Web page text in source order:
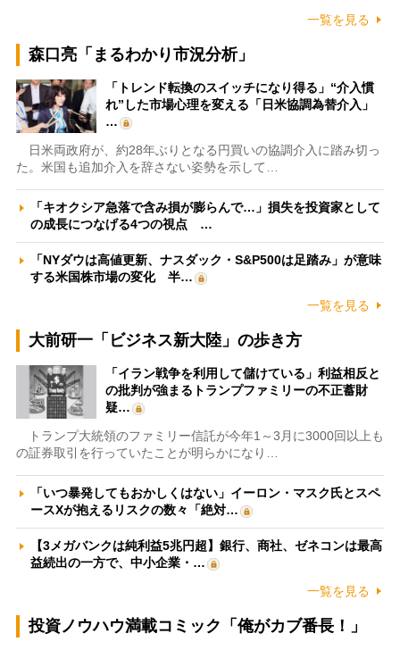
一覧を見る
森口亮「まるわかり市況分析」
「トレンド転換のスイッチになり得る」“介入慣
れ”した市場心理を変える「日米協調為替介入」
…
日米両政府が、約28年ぶりとなる円買いの協調介入に踏み切っ
た。米国も追加介入を辞さない姿勢を示して…
「キオクシア急落で含み損が膨らんで…」損失を投資家として
の成長につなげる4つの視点 …
「NYダウは高値更新、ナスダック・S&P500は足踏み」が意味
する米国株市場の変化 半…
一覧を見る
大前研一「ビジネス新大陸」の歩き方
「イラン戦争を利用して儲けている」利益相反と
の批判が強まるトランプファミリーの不正蓄財
疑…
トランプ大統領のファミリー信託が今年1～3月に3000回以上も
の証券取引を行っていたことが明らかになり…
「いつ暴発してもおかしくはない」イーロン・マスク氏とスペ
ースXが抱えるリスクの数々「絶対…
【3メガバンクは純利益5兆円超】銀行、商社、ゼネコンは最高
益続出の一方で、中小企業・…
一覧を見る
投資ノウハウ満載コミック「俺がカブ番長！」